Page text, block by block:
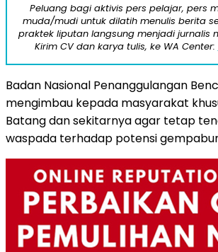
Peluang bagi aktivis pers pelajar, pers
muda/mudi untuk dilatih menulis berita
praktek liputan langsung menjadi jurnalis
Kirim CV dan karya tulis, ke WA Center:
Badan Nasional Penanggulangan
mengimbau kepada masyarakat
Batang dan sekitarnya agar tetap
waspada terhadap potensi